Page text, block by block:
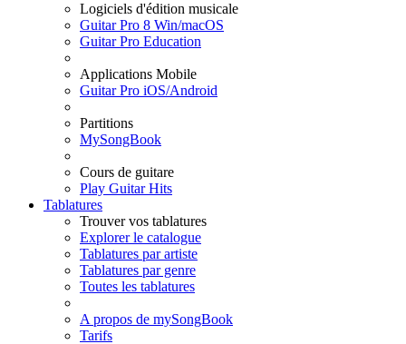
Logiciels d'édition musicale
Guitar Pro 8 Win/macOS
Guitar Pro Education
Applications Mobile
Guitar Pro iOS/Android
Partitions
MySongBook
Cours de guitare
Play Guitar Hits
Tablatures
Trouver vos tablatures
Explorer le catalogue
Tablatures par artiste
Tablatures par genre
Toutes les tablatures
A propos de mySongBook
Tarifs